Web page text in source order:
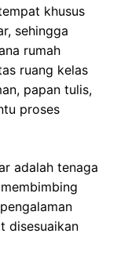
khusus
sehingga
rumah
ruang kelas
papan tulis,
proses
adalah tenaga
disesuaikan